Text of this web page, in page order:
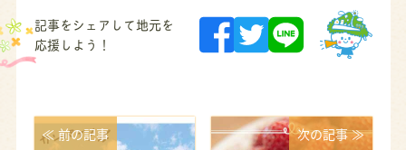
記事をシェアして地元を
応援しよう！
≪ 前の記事 次の記事 ≫